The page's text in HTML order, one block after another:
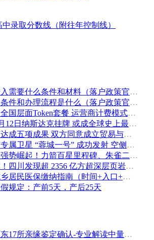
录取分数线（附往年控制线）
中山市户口迁入需要什么条件和材料（落户政策官方解读）
洛阳户口迁入条件和办理流程是什么（落户政策官方问答汇总）
中国电信推出全国层面Token套餐 运营商计费模式从”流量”迈向”算力”
SpaceX计划6月12日纳斯达克挂牌 或成全球史上最大规模IPO
中美经贸磋商达成五项成果 双方同意成立贸易与投资双理事会
成都首颗城市专属卫星 “蓉城一号” 成功发射 空侧直转模式同步落地 双重大突破助力国际门户枢纽建设
中国商业航天强势崛起！力箭百星里程碑、朱雀二号改进型发射成功
重大能源突破！四川发现超 2356 亿方超深层页岩气田，保障国家能源安全
2026年杭州城乡居民医保缴纳指南（时间+入口+金额）
规定：产前5天，产后25天
本地！天津河东17所亲缘鉴定确认-专业解读中量基因